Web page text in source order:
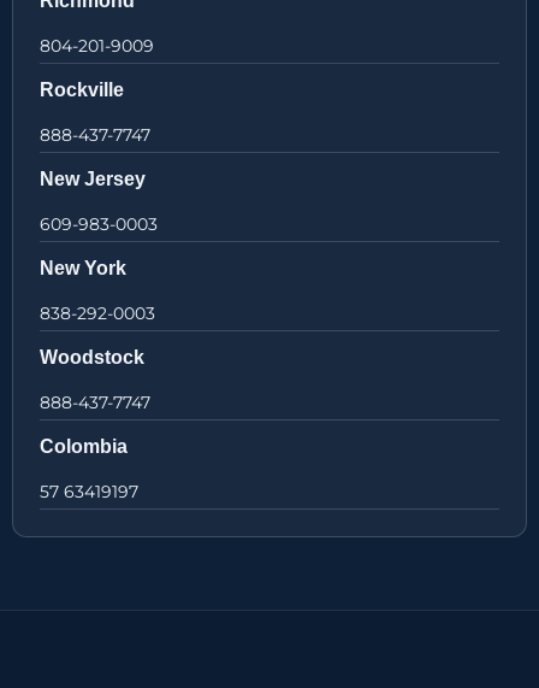
804-201-9009
Rockville
888-437-7747
New Jersey
609-983-0003
New York
838-292-0003
Woodstock
888-437-7747
Colombia
57 63419197